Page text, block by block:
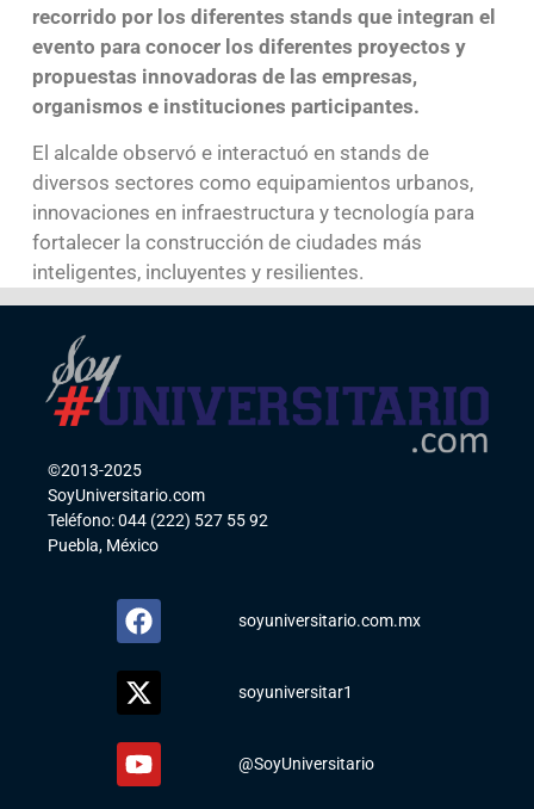
recorrido por los diferentes stands que integran el
evento para conocer los diferentes proyectos y
propuestas innovadoras de las empresas,
organismos e instituciones participantes.
El alcalde observó e interactuó en stands de
diversos sectores como equipamientos urbanos,
innovaciones en infraestructura y tecnología para
fortalecer la construcción de ciudades más
inteligentes, incluyentes y resilientes.
©2013-2025
SoyUniversitario.com
Teléfono: 044 (222) 527 55 92
Puebla, México
soyuniversitario.com.mx
soyuniversitar1
@SoyUniversitario